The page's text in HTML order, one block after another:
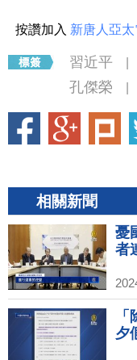
按讚加入 新唐人亞
習近平
孔傑榮
相關新聞
憂
者
夕